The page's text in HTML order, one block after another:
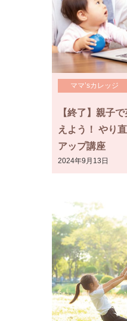
ママ’sカレッジ
【終了】親子
えよう！ やり
アップ講座
2024年9月13日